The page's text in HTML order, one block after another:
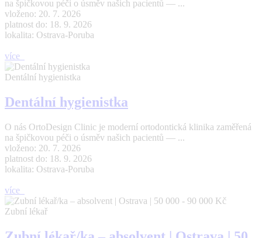
na špičkovou péči o úsměv našich pacientů — ...
vloženo: 20. 7. 2026
platnost do: 18. 9. 2026
lokalita: Ostrava-Poruba
více
Dentální hygienistka
Dentální hygienistka
O nás OrtoDesign Clinic je moderní ortodontická klinika zaměřená
na špičkovou péči o úsměv našich pacientů — ...
vloženo: 20. 7. 2026
platnost do: 18. 9. 2026
lokalita: Ostrava-Poruba
více
Zubní lékař